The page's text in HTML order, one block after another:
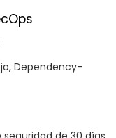
Dependency-